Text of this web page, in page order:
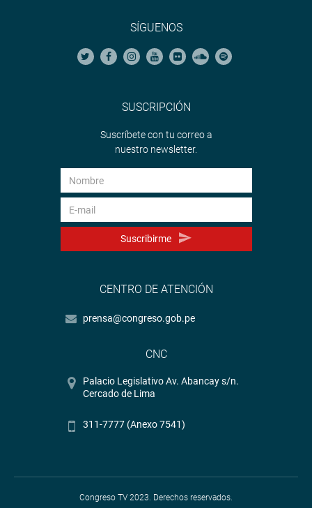
SÍGUENOS
SUSCRIPCIÓN
Suscríbete con tu correo a
nuestro newsletter.
Suscribirme
CENTRO DE ATENCIÓN
prensa@congreso.gob.pe
CNC
Palacio Legislativo Av. Abancay s/n.
Cercado de Lima
311-7777 (Anexo 7541)
Congreso TV 2023. Derechos reservados.